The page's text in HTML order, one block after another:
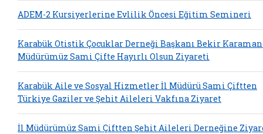
ADEM-2 Kursiyerlerine Evlilik Öncesi Eğitim Semineri
Karabük Otistik Çocuklar Derneği Başkanı Bekir
Müdürümüz Sami Çifte Hayırlı Olsun Ziyareti
Karabük Aile ve Sosyal Hizmetler İl Müdürü Sami Çiftten
Türkiye Gaziler ve Şehit Aileleri Vakfına Ziyaret
İl Müdürümüz Sami Çiftten Şehit Aileleri Derneğine